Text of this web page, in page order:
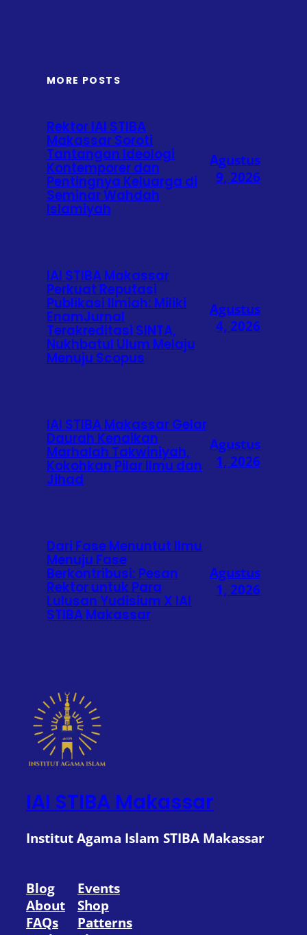
MORE POSTS
Rektor IAI STIBA
Makassar Soroti
Tantangan Ideologi
Kontemporer dan
Pentingnya Keluarga di
Seminar Wahdah
Islamiyah
Agustus
9, 2026
IAI STIBA Makassar
Perkuat Reputasi
Publikasi Ilmiah: Miliki
EnamJurnal
Terakreditasi SINTA,
Nukhbatul Ulum Melaju
Menuju Scopus
Agustus
4, 2026
IAI STIBA Makassar Gelar
Daurah Kenaikan
Marhalah Takwiniyah,
Kokohkan Pilar Ilmu dan
Jihad
Agustus
1, 2026
Dari Fase Menuntut Ilmu
Menuju Fase
Berkontribusi: Pesan
Rektor untuk Para
Lulusan Yudisium X IAI
STIBA Makassar
Agustus
1, 2026
IAI STIBA Makassar
Institut Agama Islam STIBA Makassar
Blog
About
FAQs
Events
Shop
Patterns